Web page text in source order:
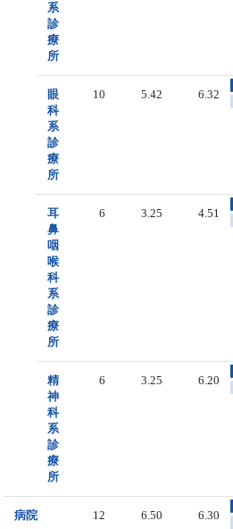
系
診
療
所
眼
科
系
診
療
所
10 5.42 6.32
耳
鼻
咽
喉
科
系
診
療
所
6 3.25 4.51
精
神
科
系
診
療
所
6 3.25 6.20
病院 12 6.50 6.30